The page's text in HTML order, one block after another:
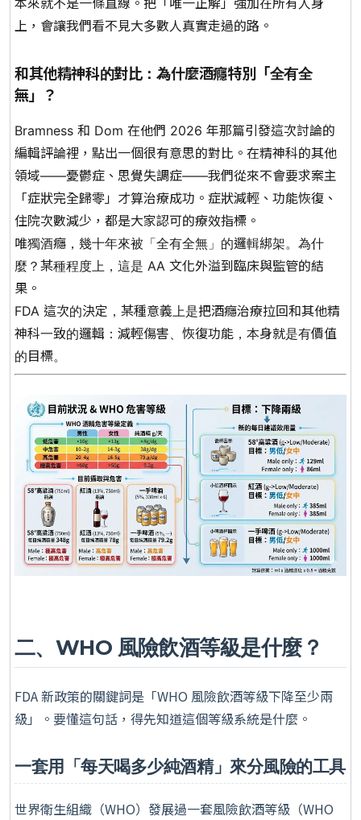
本來就不是一條直線。把「唯一正解」強加在所有人身
上，會讓我們看不見大多數人真實走過的路。
和其他精神科的對比：為什麼酒癮特別「全有全
無」？
Bramness 和 Dom 在他們 2026 年那篇引發這次討論的
編輯評論裡，點出一個很有意思的對比。在精神科的其他
領域——憂鬱症、思覺失調症——我們從來不會要求案主
「症狀完全歸零」才算治療成功。症狀減輕、功能恢復、
住院次數減少，都是大家認可的療效指標。
唯獨酒癮，幾十年來被「全有全無」的邏輯綁架。為什
麼？某種程度上，這是 AA 文化外溢到臨床與監管的結
果。
FDA 這次的決定，某種意義上是把酒癮治療拉回和其他精
神科一致的邏輯： 減輕傷害、恢復功能，本身就是有價值
的目標。
二、WHO 風險飲酒等級是什麼？
FDA 新政策的關鍵詞是「WHO 風險飲酒等級下降至少兩
級」。要懂這句話，得先知道這個等級系統是什麼。
一套用「每天喝多少純酒精」來分風險的工具
世界衛生組織（WHO）發展過一套風險飲酒等級（WHO